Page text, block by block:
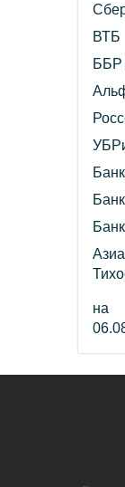
ВТБ
ББР
на